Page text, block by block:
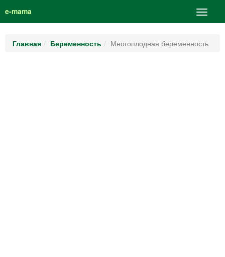
e-mama
Главная Беременность Многоплодная беременность